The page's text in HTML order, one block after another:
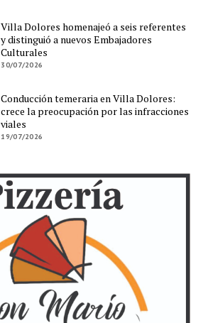
Villa Dolores homenajeó a seis referentes
y distinguió a nuevos Embajadores
Culturales
30/07/2026
Conducción temeraria en Villa Dolores:
crece la preocupación por las infracciones
viales
19/07/2026